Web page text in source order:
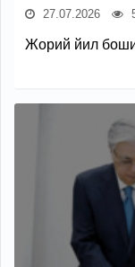
27.07.2026
Жорий йил